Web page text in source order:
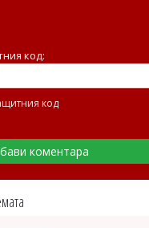
код:
код